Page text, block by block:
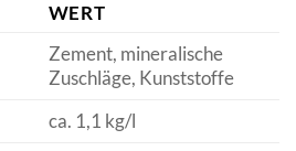
WERT
Zement, mineralische
Zuschläge, Kunststoffe
ca. 1,1 kg/l